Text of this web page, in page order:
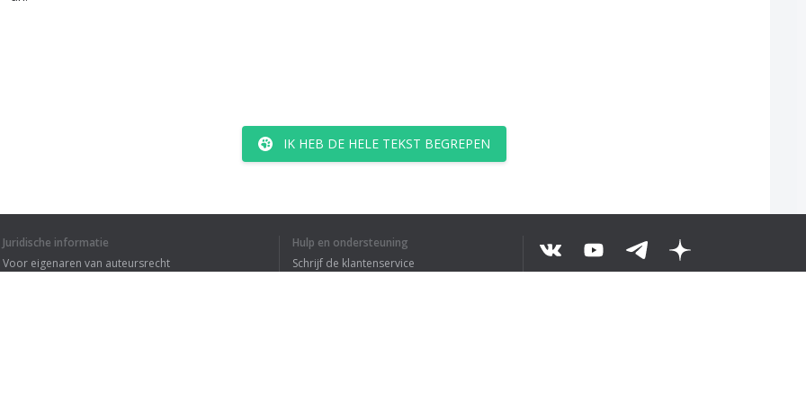
IK HEB DE HELE TEKST BEGREPEN
Juridische informatie
Voor eigenaren van auteursrecht
Hulp en ondersteuning
Schrijf de klantenservice